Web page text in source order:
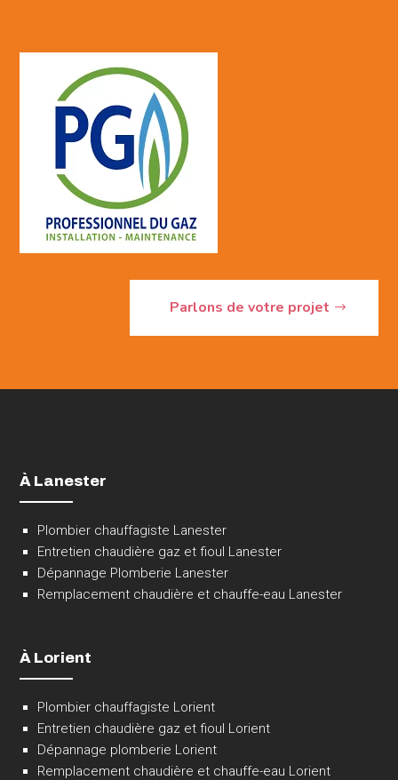
Parlons de votre projet
À Lanester
Plombier chauffagiste Lanester
Entretien chaudière gaz et fioul Lanester
Dépannage Plomberie Lanester
Remplacement chaudière et chauffe-eau Lanester
À Lorient
Plombier chauffagiste Lorient
Entretien chaudière gaz et fioul Lorient
Dépannage plomberie Lorient
Remplacement chaudière et chauffe-eau Lorient